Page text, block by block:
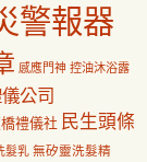
警報器
感應門神 控油沐浴露
公司
禮儀社 民生頭條
髮乳 無矽靈洗髮精